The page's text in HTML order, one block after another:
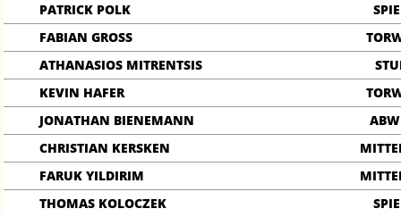
PATRICK POLK
FABIAN GROSS
ATHANASIOS MITRENTSIS
KEVIN HAFER
JONATHAN BIENEMANN
CHRISTIAN KERSKEN
FARUK YILDIRIM
THOMAS KOLOCZEK